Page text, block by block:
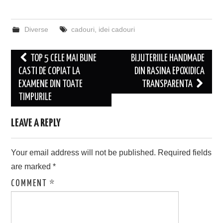
Diverse cadouri, idei cadouri
Post
navigation
TOP 5 CELE MAI BUNE
CASTI DE COPIAT LA
EXAMENE DIN TOATE
TIMPURILE
BIJUTERIILE HANDMADE
DIN RASINA EPOXIDICA
TRANSPARENTA
LEAVE A REPLY
Your email address will not be published. Required fields
are marked*
COMMENT*